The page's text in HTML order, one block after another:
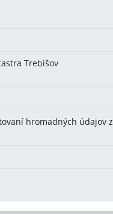
Trebišov
hromadných údajov z